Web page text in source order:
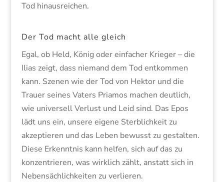
Tod hinausreichen.
Der Tod macht alle gleich
Egal, ob Held, König oder einfacher Krieger – die
Ilias zeigt, dass niemand dem Tod entkommen
kann. Szenen wie der Tod von Hektor und die
Trauer seines Vaters Priamos machen deutlich,
wie universell Verlust und Leid sind. Das Epos
lädt uns ein, unsere eigene Sterblichkeit zu
akzeptieren und das Leben bewusst zu gestalten.
Diese Erkenntnis kann helfen, sich auf das zu
konzentrieren, was wirklich zählt, anstatt sich in
Nebensächlichkeiten zu verlieren.